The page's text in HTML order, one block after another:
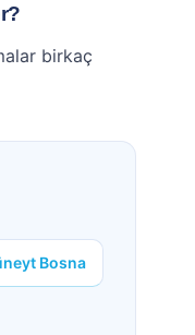
birkaç
Bosna